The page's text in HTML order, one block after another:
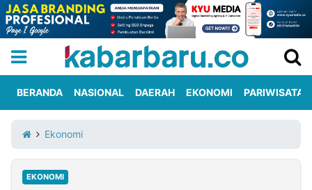
Iklan
Berita
Kami
BERANDA NASIONAL DAERAH EKONOMI PARIWISATA
Ekonomi
EKONOMI